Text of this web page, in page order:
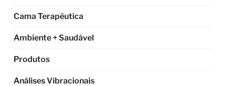
Cama Terapêutica
Ambiente + Saudável
Produtos
Análises Vibracionais